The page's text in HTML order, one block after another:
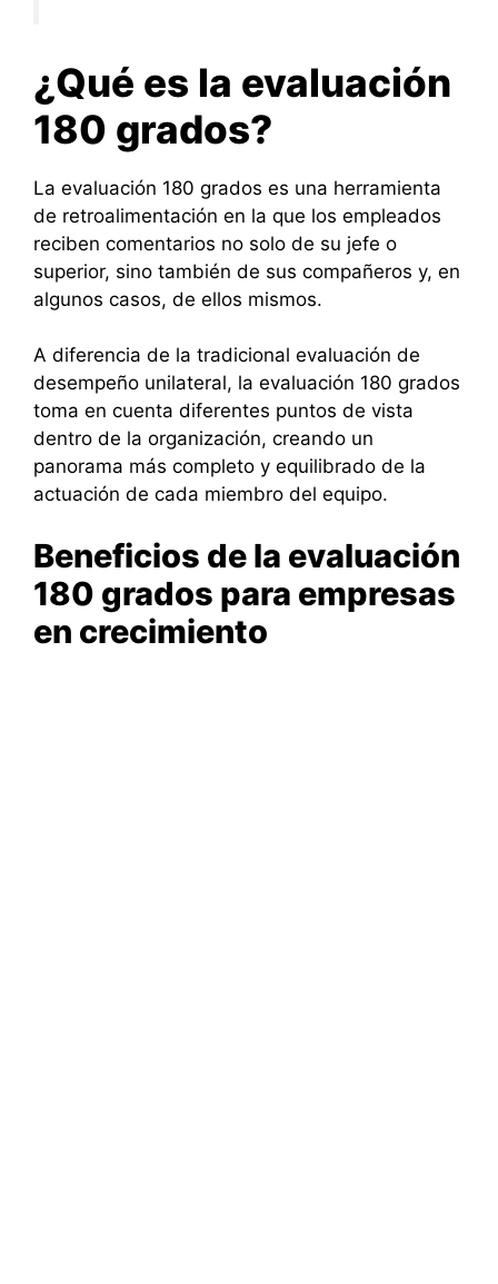
¿Qué es la evaluación
180 grados?
La evaluación 180 grados es una herramienta
de retroalimentación en la que los empleados
reciben comentarios no solo de su jefe o
superior, sino también de sus compañeros y, en
algunos casos, de ellos mismos.
A diferencia de la tradicional evaluación de
desempeño unilateral, la evaluación 180 grados
toma en cuenta diferentes puntos de vista
dentro de la organización, creando un
panorama más completo y equilibrado de la
actuación de cada miembro del equipo.
Beneficios de la evaluación
180 grados para empresas
en crecimiento